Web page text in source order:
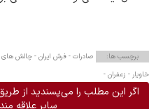
برچسب ها: صادرات - فرش ایران - چالش های
خاویار - زعفران -
اگر این مطلب را می‌پسندید از
سایر علاقه